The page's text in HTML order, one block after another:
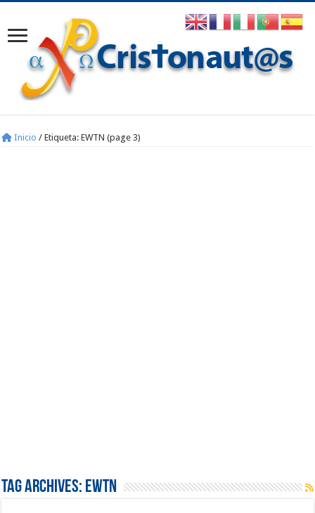
Inicio / Etiqueta:EWTN (page 3)
Tag Archives: EWTN